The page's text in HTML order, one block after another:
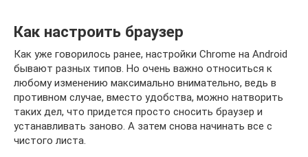
Как настроить браузер
Как уже говорилось ранее, настройки Chrome на Android
бывают разных типов. Но очень важно относиться к
любому изменению максимально внимательно, ведь в
противном случае, вместо удобства, можно натворить
таких дел, что придется просто сносить браузер и
устанавливать заново. А затем снова начинать все с
чистого листа.